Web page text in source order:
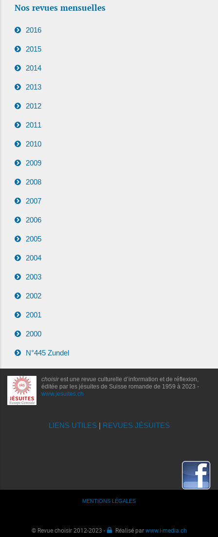
Nos revues mensuelles
2016
2015
2014
2013
2012
2011
2010
2009
2008
2007
2006
2005
2004
2003
2002
2001
2000
N°445 Zundel
choisirest une revue culturelle d’information et de réflexion,
éditée par les jésuites de Suisse romande de 1959 à 2023 -
www.jesuites.ch
LIENS UTILES| REVUES JÉSUITES
MENTIONS LÉGALES
© Revue choisir 2012-2023 - Réalisé parwww.i-media.ch